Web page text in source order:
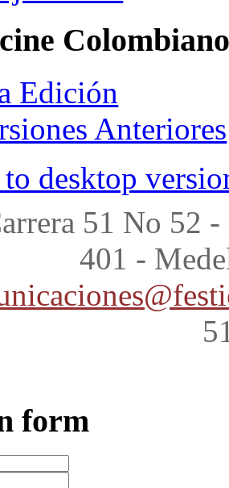
Edición
Anteriores
desktop
51 No 52 -
401 -
form